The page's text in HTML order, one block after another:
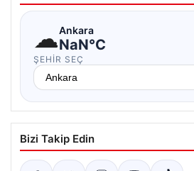
☁Ankara
NaN°C
ŞEHIR SEÇ
Bizi Takip Edin